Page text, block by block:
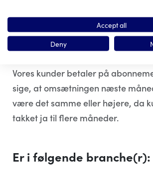
Vi bevæger os snart ind i måned 3,
Vores kunder betaler på
sige, at omsætningen næste
være det samme eller højere, da
takket ja til flere måneder.
Er i følgende branche(r):
Accept all
Deny